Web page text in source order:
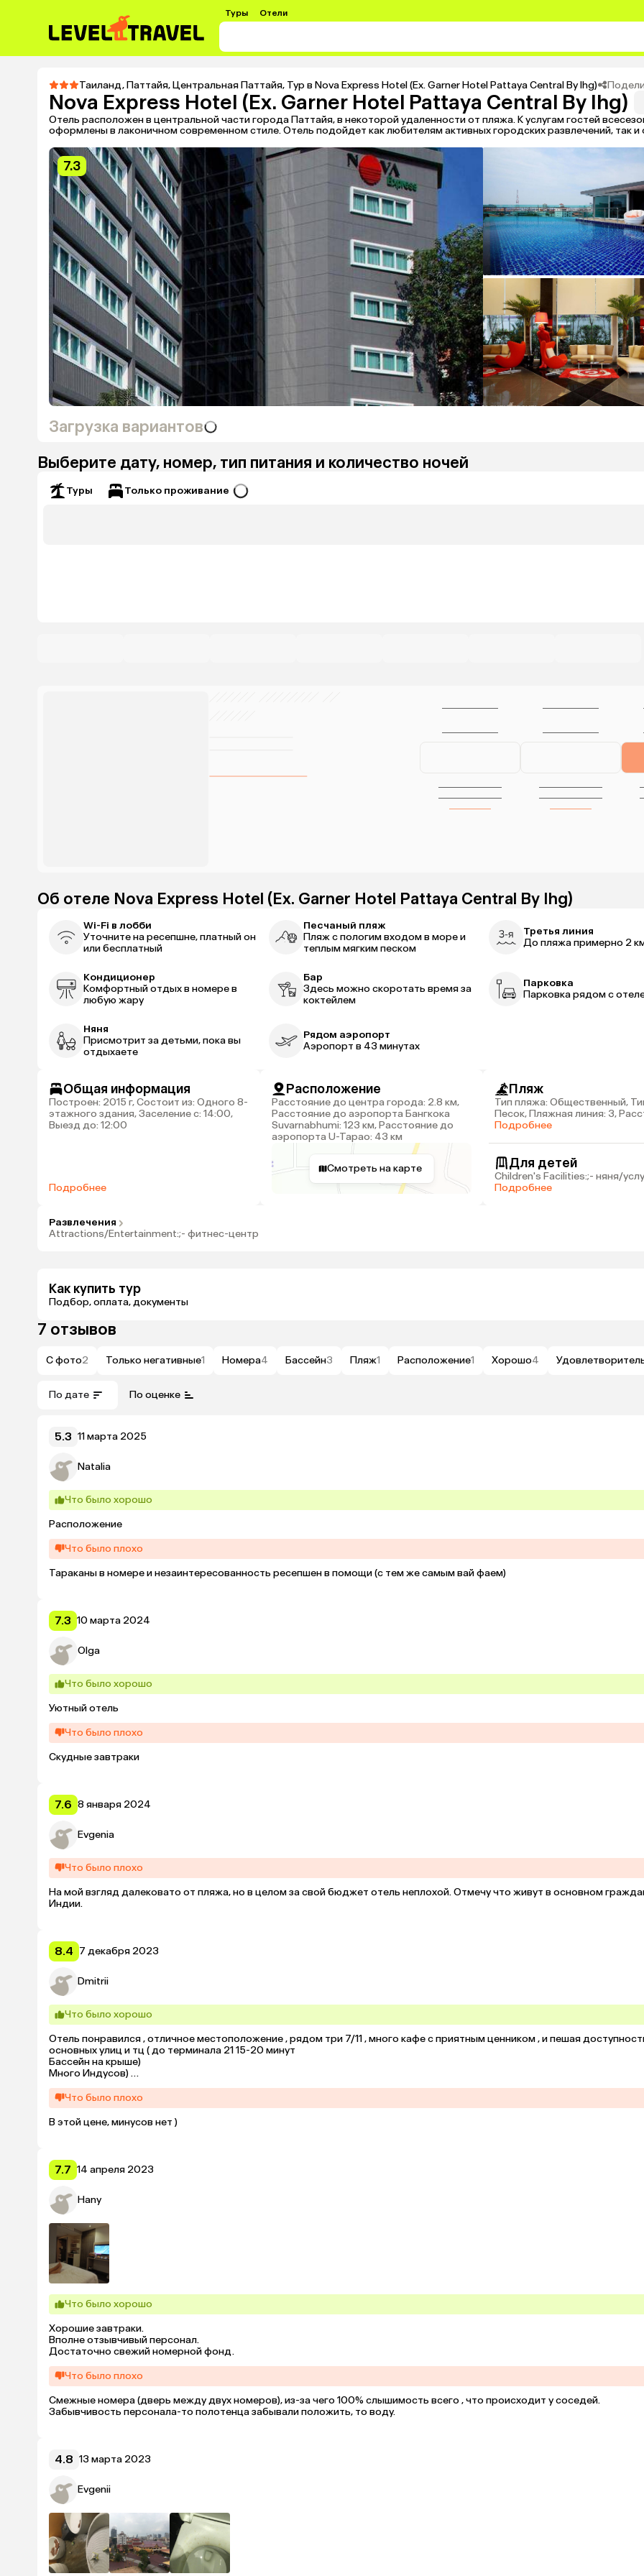
Туры Отели
Таиланд,Паттайя,Центральная Паттайя, Тур в Nova Express Hotel (Ex. Garner Hotel Pattaya Central By Ihg)
Nova Express Hotel (Ex. Garner Hotel Pattaya Central By Ihg)
Отель расположен в центральной части города Паттайя, в некоторой удаленности от пляжа. К услугам гостей
оформлены в лаконичном современном стиле. Отель подойдет как любителям активных городских развлечений, так
7.3
Загрузка вариантов
Выберите дату, номер, тип питания и количество ночей
Туры Только проживание
Об отеле Nova Express Hotel (Ex. Garner Hotel Pattaya Central By Ihg)
Wi-Fi в лобби
Уточните на ресепшне, платный он
или бесплатный
Песчаный пляж
Пляж с пологим входом в море и
теплым мягким песком
Третья линия
До пляжа примерно 2
Кондиционер
Комфортный отдых в номере в
любую жару
Бар
Здесь можно скоротать время за
коктейлем
Парковка
Парковка рядом с
Няня
Присмотрит за детьми, пока вы
отдыхаете
Рядом аэропорт
Аэропорт в 43 минутах
Общая информация
Построен: 2015 г, Состоит из: Одного 8-
этажного здания, Заселение с: 14:00,
Выезд до: 12:00
Подробнее
Расположение
Расстояние до центра города: 2.8 км,
Расстояние до аэропорта Бангкока
Suvarnabhumi: 123 км, Расстояние до
аэропорта U-Tapao: 43 км
Смотреть на карте
Пляж
Тип пляжа: Общественный,
Песок, Пляжная линия: 3,
пляжа: 2 км
Подробнее
Для детей
Children's Facilities:;- няня/
Подробнее
Развлечения
Attractions/Entertainment:;- фитнес-центр
Как купить тур
Подбор, оплата, документы
7 отзывов
С фото2 Только негативные1 Номера4 Бассейн3 Пляж1 Расположение1 Хорошо4
По дате По оценке
5.3 11 марта 2025
Natalia
Что было хорошо
Расположение
Что было плохо
Тараканы в номере и незаинтересованность ресепшен в помощи (с тем же самым вай фаем)
7.3 10 марта 2024
Olga
Что было хорошо
Уютный отель
Что было плохо
Скудные завтраки
7.6 8 января 2024
Evgenia
Что было плохо
На мой взгляд далековато от пляжа, но в целом за свой бюджет отель неплохой. Отмечу что живут в основном
Индии.
8.4 7 декабря 2023
Dmitrii
Что было хорошо
Отель понравился , отличное местоположение , рядом три 7/11 , много кафе с приятным ценником , и пешая
основных улиц и тц ( до терминала 21 15-20 минут
Бассейн на крыше)
Много Индусов)
Что было плохо
В этой цене, минусов нет )
7.7 14 апреля 2023
Hany
Что было хорошо
Хорошие завтраки.
Вполне отзывчивый персонал.
Достаточно свежий номерной фонд.
Что было плохо
Смежные номера (дверь между двух номеров), из-за чего 100% слышимость всего , что происходит у соседей.
Забывчивость персонала-то полотенца забывали положить, то воду.
4.8 13 марта 2023
Evgenii